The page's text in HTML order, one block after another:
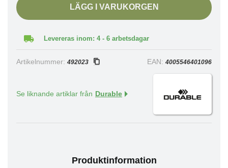
LÄGG I VARUKORGEN
Levereras inom: 4 - 6 arbetsdagar
Artikelnummer: 492023 EAN: 4005546401096
Se liknande artiklar från Durable
Produktinformation